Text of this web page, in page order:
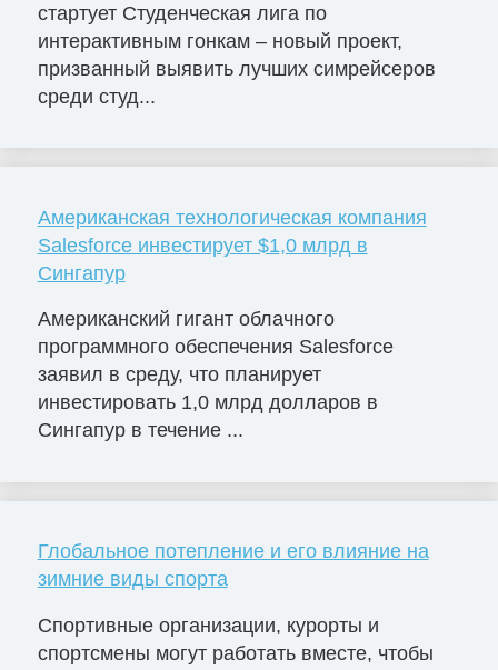
стартует Студенческая лига по
интерактивным гонкам – новый проект,
призванный выявить лучших симрейсеров
среди студ...
Американская технологическая компания
Salesforce инвестирует $1,0 млрд в
Сингапур
Американский гигант облачного
программного обеспечения Salesforce
заявил в среду, что планирует
инвестировать 1,0 млрд долларов в
Сингапур в течение ...
Глобальное потепление и его влияние на
зимние виды спорта
Спортивные организации, курорты и
спортсмены могут работать вместе, чтобы